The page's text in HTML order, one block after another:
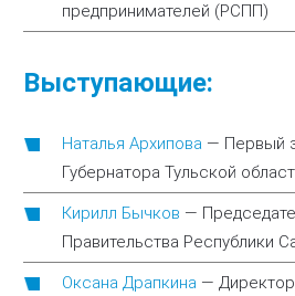
предпринимателей (РСПП)
Выступающие:
Наталья Архипова — Первый
Губернатора Тульской
Кирилл Бычков —
Правительства Республики
Оксана Драпкина —